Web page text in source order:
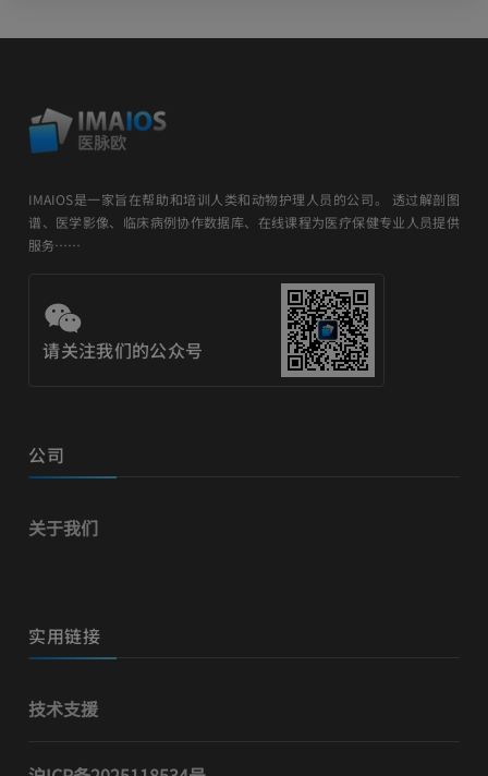
IMAIOS是一家旨在帮助和培训人类和动物护理人员的公司。 透过解剖图
谱、医学影像、临床病例协作数据库、在线课程为医疗保健专业人员提供
服务……
请关注我们的公众号
公司
关于我们
实用链接
技术支援